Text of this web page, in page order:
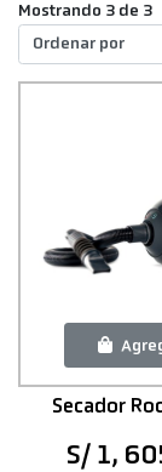
Mostrando 3 de 3
Secador
S/ 1,